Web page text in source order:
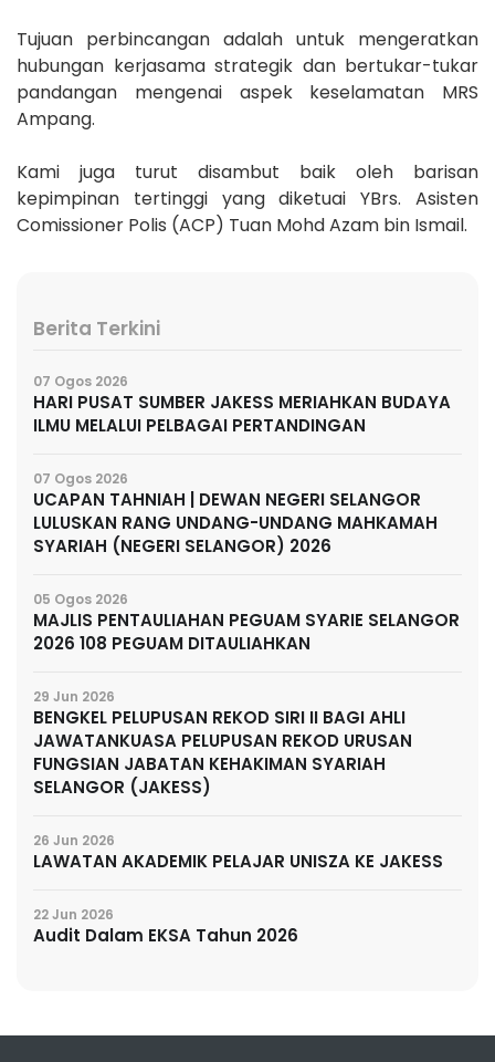
Tujuan perbincangan adalah untuk mengeratkan
hubungan kerjasama strategik dan bertukar-tukar
pandangan mengenai aspek keselamatan MRS
Ampang.
Kami juga turut disambut baik oleh barisan
kepimpinan tertinggi yang diketuai YBrs. Asisten
Comissioner Polis (ACP) Tuan Mohd Azam bin Ismail.
Berita Terkini
07 Ogos 2026
HARI PUSAT SUMBER JAKESS MERIAHKAN BUDAYA
ILMU MELALUI PELBAGAI PERTANDINGAN
07 Ogos 2026
UCAPAN TAHNIAH | DEWAN NEGERI SELANGOR
LULUSKAN RANG UNDANG-UNDANG MAHKAMAH
SYARIAH (NEGERI SELANGOR) 2026
05 Ogos 2026
MAJLIS PENTAULIAHAN PEGUAM SYARIE SELANGOR
2026 108 PEGUAM DITAULIAHKAN
29 Jun 2026
BENGKEL PELUPUSAN REKOD SIRI II BAGI AHLI
JAWATANKUASA PELUPUSAN REKOD URUSAN
FUNGSIAN JABATAN KEHAKIMAN SYARIAH
SELANGOR (JAKESS)
26 Jun 2026
LAWATAN AKADEMIK PELAJAR UNISZA KE JAKESS
22 Jun 2026
Audit Dalam EKSA Tahun 2026